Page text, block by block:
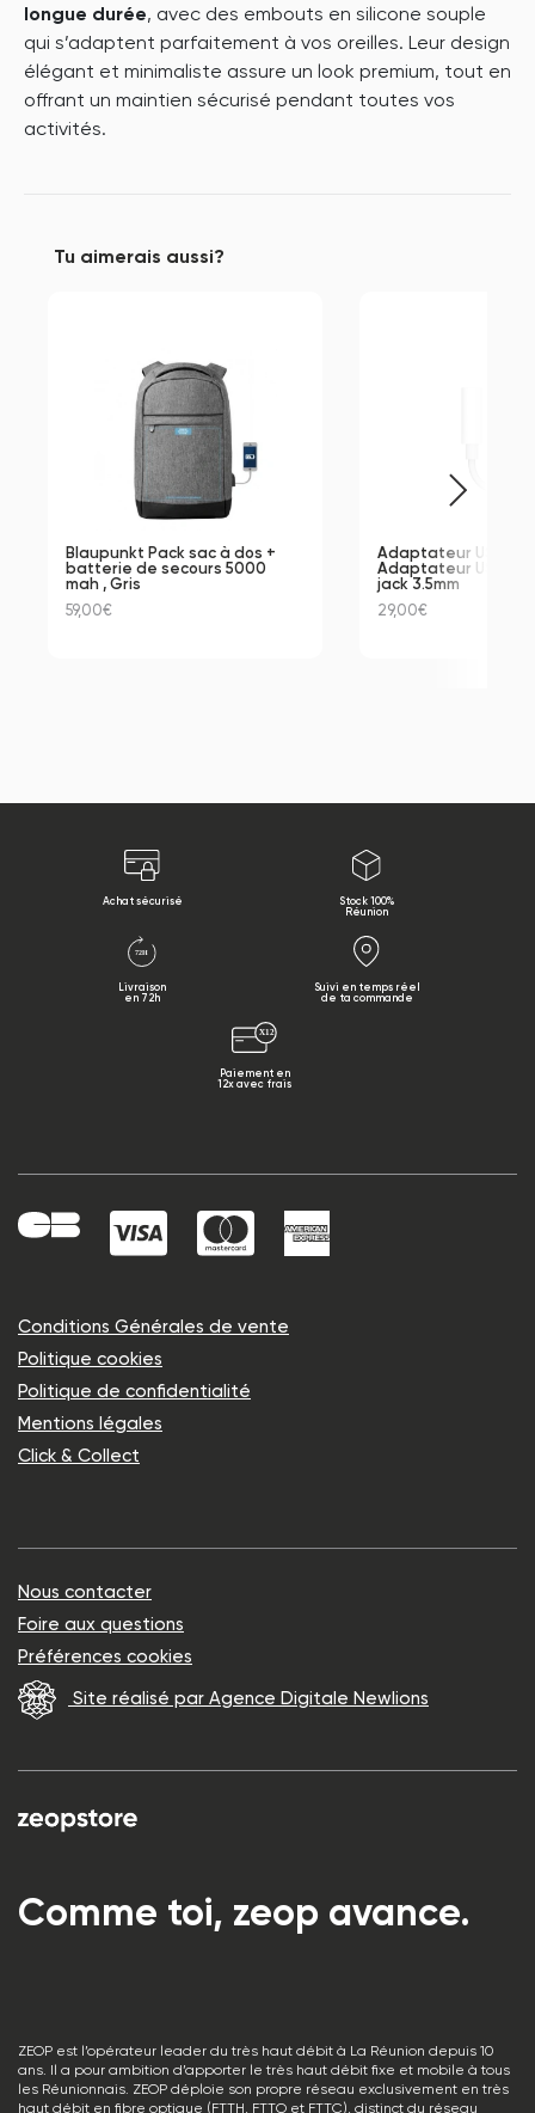
longue durée, avec des embouts en silicone souple
qui s’adaptent parfaitement à vos oreilles. Leur design
élégant et minimaliste assure un look premium, tout en
offrant un maintien sécurisé pendant toutes vos
activités.
Tu aimerais aussi?
Blaupunkt Pack sac à dos +
batterie de secours 5000
mah , Gris
59,00€
Adaptateur USB C
Adaptateur USB-C
jack 3.5mm
29,00€
Achat sécurisé
Stock 100%
Réunion
Livraison
en 72h
Suivi en temps réel
de ta commande
Paiement en
12x avec frais
Comme toi, zeop avance.
ZEOP est l’opérateur leader du très haut débit à La Réunion depuis 10
ans. Il a pour ambition d’apporter le très haut débit fixe et mobile à tous
les Réunionnais. ZEOP déploie son propre réseau exclusivement en très
haut débit en fibre optique (FTTH, FTTO et FTTC), distinct du réseau
Conditions Générales de vente
Politique cookies
Politique de confidentialité
Mentions légales
Click & Collect
Nous contacter
Foire aux questions
Préférences cookies
Site réalisé par Agence Digitale Newlions